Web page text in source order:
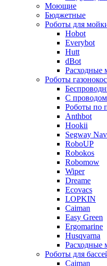
Моющие
Бюджетные
Роботы для
Hobot
Everybot
Hutt
dBot
Расходные
Роботы
С
Роботы по
Anthbot
Hookii
Segway
RoboUP
Robokos
Robomow
Wiper
Dreame
Ecovacs
LOPKIN
Caiman
Easy Green
Ergomarine
Husqvarna
Расходные
Роботы для
Caiman